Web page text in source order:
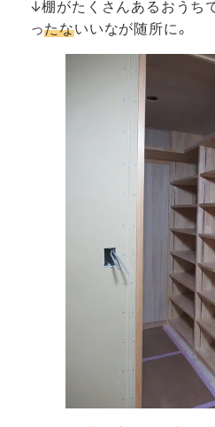
↓棚がたくさんあるおうち
ったないいなが随所に。